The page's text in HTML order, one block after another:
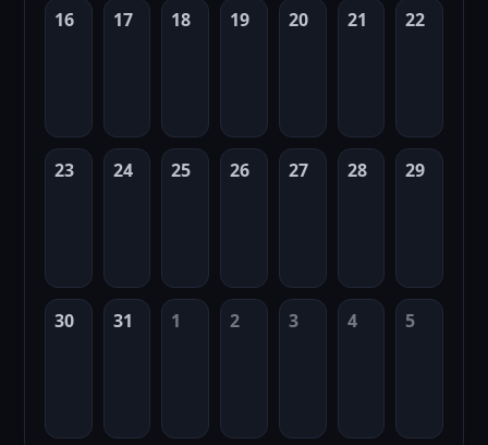
16 17 18 19 20 21 22
23 24 25 26 27 28 29
30 31 1 2 3 4 5